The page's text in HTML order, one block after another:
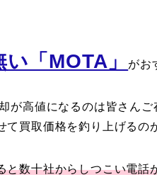
「MOTA」 がお
が高値になるのは皆さんご
買取価格を釣り上げるの
と数十社からしつこい電話